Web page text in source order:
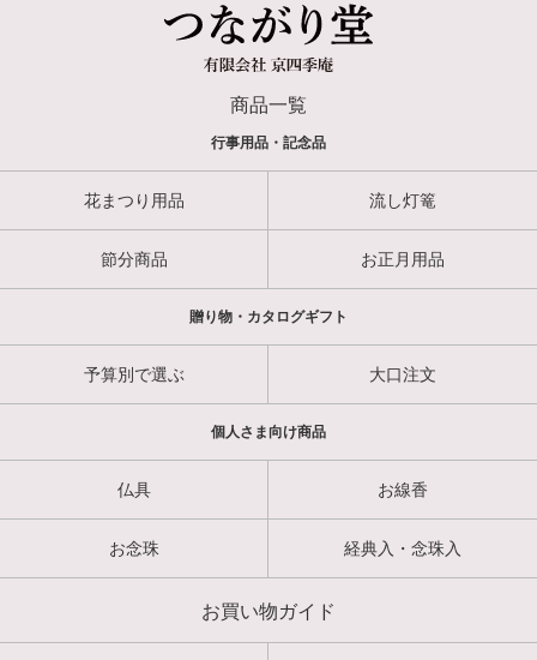
商品一覧
行事用品・記念品
花まつり用品 流し灯篭
節分商品 お正月用品
贈り物・カタログギフト
予算別で選ぶ 大口注文
個人さま向け商品
仏具 お線香
お念珠 経典入・念珠入
お買い物ガイド